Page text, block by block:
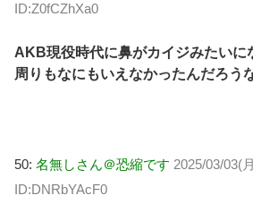
ID:Z0fCZhXa0
AKB現役時代に鼻がカイジみたいに
周りもなにもいえなかったんだろう
50: 名無しさん＠恐縮です 2025/03/03(
ID:DNRbYAcF0